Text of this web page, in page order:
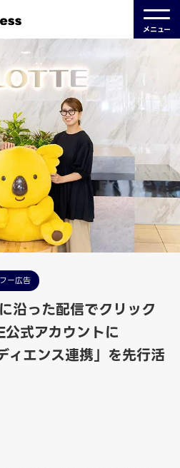
メニュー
ー広告
沿った配信でクリック
式アカウントに
ィエンス連携」を先行活